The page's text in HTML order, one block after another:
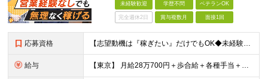
未経験歓迎 学歴不問 ベテランOK
完全週休2日 賞与複数月 面接1回
応募資格 【志望動機は『稼ぎたい』だけでもOK◆未経験歓迎◆転職回数不問】 今回の募集は、今後の事業拡大に向けた 育成前提の"増員"募集です。 ★未経験歓迎！業界知識や経験は一切不問！ ★学歴不問・第二新卒
給与 【東京】 月給28万700円＋歩合給＋各種手当＋賞与年2回 ※固定残業代57,900円（36時間分）を含む 【大阪】 月給26万8200円＋歩合給＋各種手当＋賞与年2回 ※固定残業代55,400円（